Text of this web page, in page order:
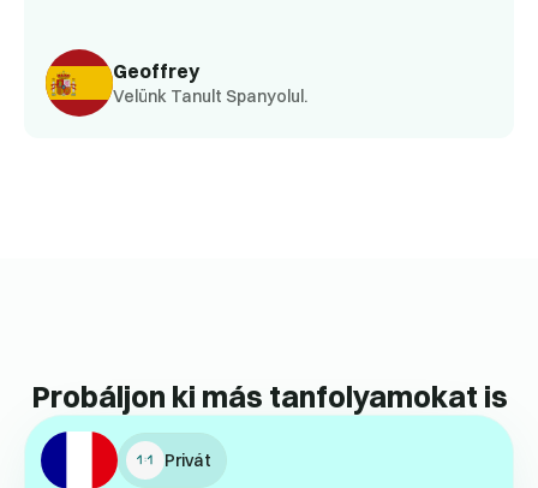
Geoffrey
Velünk Tanult Spanyolul.
Probáljon ki más tanfolyamokat is
Privát